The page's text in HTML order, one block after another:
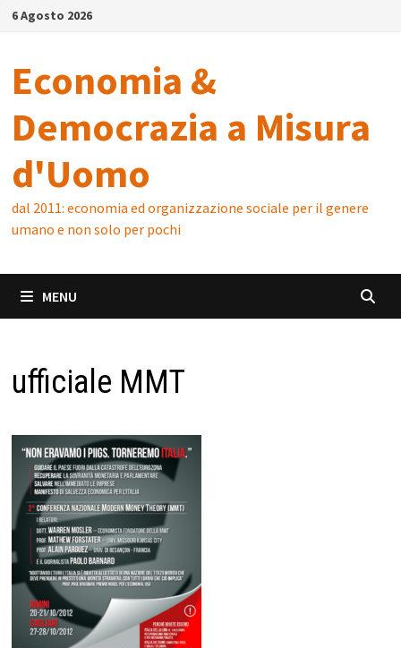
Skip6 Agosto 2026
Economia &
Democrazia a Misura
d'Uomo
dal 2011: economia ed organizzazione sociale per il genere
umano e non solo per pochi
MENU
ufficiale MMT